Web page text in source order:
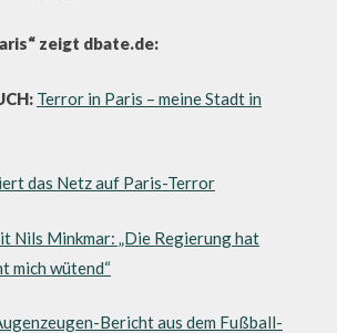
zeigt dbate.de:
Terror in Paris – meine Stadt in
das Netz auf Paris-Terror
Nils Minkmar: „Die Regierung hat
mich wütend“
Bericht aus dem Fußball-